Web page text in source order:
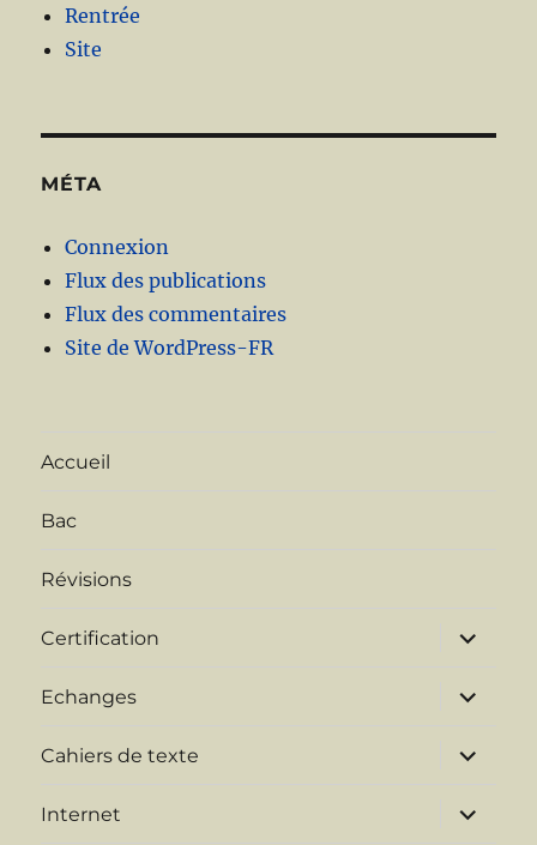
Rentrée
Site
MÉTA
Connexion
Flux des publications
Flux des commentaires
Site de WordPress-FR
Accueil
Bac
Révisions
Certification
ouvrir
menu
Echanges
ouvrir
menu
Cahiers de texte
ouvrir
menu
Internet
ouvrir